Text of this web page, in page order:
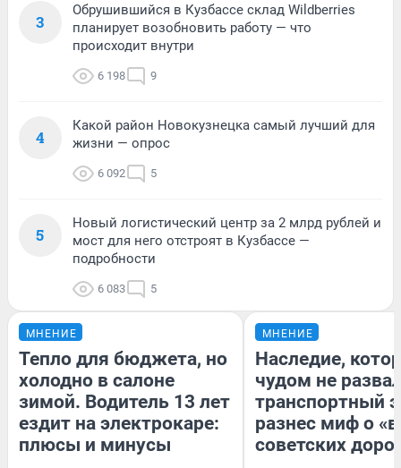
3
Обрушившийся в Кузбассе склад Wildberries
планирует возобновить работу — что
происходит внутри
6 198 9
4
Какой район Новокузнецка самый лучший для
жизни — опрос
6 092 5
5
Новый логистический центр за 2 млрд рублей и
мост для него отстроят в Кузбассе —
подробности
6 083 5
МНЕНИЕ
Тепло для бюджета, но
холодно в салоне
зимой. Водитель 13 лет
ездит на электрокаре:
плюсы и минусы
МНЕНИЕ
Наследие,
чудом не
транспортный
разнес миф о
советских